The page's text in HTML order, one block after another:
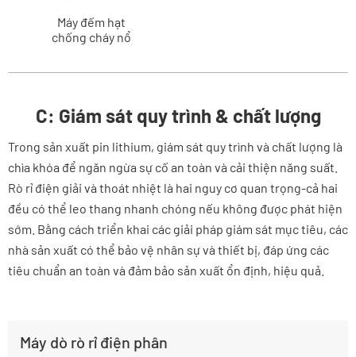
Máy đếm hạt
chống cháy nổ
C: Giám sát quy trình & chất lượng
Trong sản xuất pin lithium, giám sát quy trình và chất lượng là
chìa khóa để ngăn ngừa sự cố an toàn và cải thiện năng suất.
Rò rỉ điện giải và thoát nhiệt là hai nguy cơ quan trọng-cả hai
đều có thể leo thang nhanh chóng nếu không được phát hiện
sớm. Bằng cách triển khai các giải pháp giám sát mục tiêu, các
nhà sản xuất có thể bảo vệ nhân sự và thiết bị, đáp ứng các
tiêu chuẩn an toàn và đảm bảo sản xuất ổn định, hiệu quả.
Máy dò rò rỉ điện phân